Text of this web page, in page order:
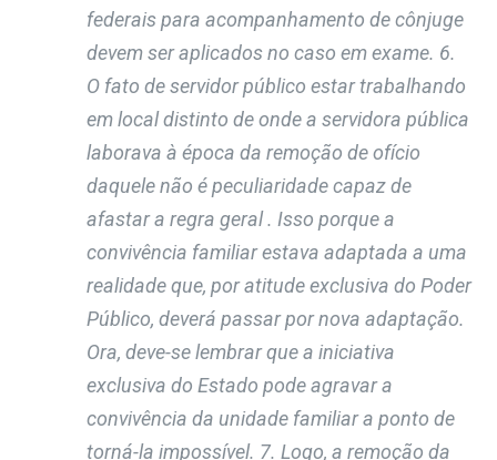
federais para acompanhamento de cônjuge
devem ser aplicados no caso em exame. 6.
O fato de servidor público estar trabalhando
em local distinto de onde a servidora pública
laborava à época da remoção de ofício
daquele não é peculiaridade capaz de
afastar a regra geral . Isso porque a
convivência familiar estava adaptada a uma
realidade que, por atitude exclusiva do Poder
Público, deverá passar por nova adaptação.
Ora, deve-se lembrar que a iniciativa
exclusiva do Estado pode agravar a
convivência da unidade familiar a ponto de
torná-la impossível. 7. Logo, a remoção da